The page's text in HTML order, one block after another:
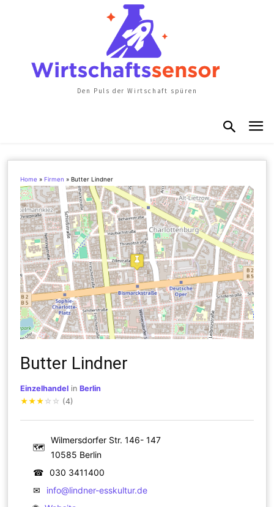
Den Puls der Wirtschaft spüren
Home » Firmen »Butter Lindner
Butter Lindner
Einzelhandel inBerlin
★★★ ☆ ☆ (4)
🗺
Wilmersdorfer Str. 146- 147
10585 Berlin
☎
030 3411400
✉
info@lindner-esskultur.de